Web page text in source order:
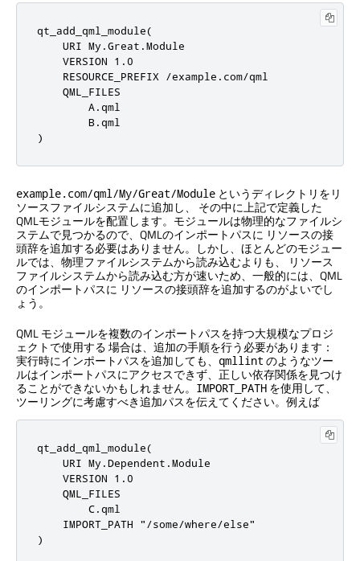
qt_add_qml_module(
    URI My
.Great .Module
    VERSION
1.0
    RESOURCE_PREFIX
/example . com/qml
    QML_FILES
        A
. qml
        B
. qml
)
example.com/qml/My/Great/Module というディレクトリをリ
ソースファイルシステムに追加し、 その中に上記で定義した
QMLモジュールを配置します。モジュールは物理的なファイルシ
ステムで見つかるので、QMLのインポートパスに リソースの接
頭辞を追加する必要はありません。しかし、ほとんどのモジュー
ルでは、物理ファイルシステムから読み込むよりも、 リソース
ファイルシステムから読み込む方が速いため、一般的には、QML
のインポートパスに リソースの接頭辞を追加するのがよいでし
ょう。
QML モジュールを複数のインポートパスを持つ大規模なプロジ
ェクトで使用する 場合は、追加の手順を行う必要があります：
実行時にインポートパスを追加しても、 qmllint のようなツー
ルはインポートパスにアクセスできず、正しい依存関係を見つけ
ることができないかもしれません。 IMPORT_PATH を使用して、
ツーリングに考慮すべき追加パスを伝えてください。例えば
qt_add_qml_module(
    URI My.Dependent.Module
    VERSION 1.0
    QML_FILES
        C.qml
    IMPORT_PATH "/some/where/else"
)